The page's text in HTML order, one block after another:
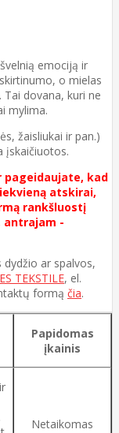
emociją ir
o mielas
Tai dovana, kuri ne
mylima.
žaisliukai ir pan.)
įskaičiuotos.
pageidaujate, kad
atskirai,
rankšluostį
antrajam -
dydžio ar spalvos,
TEKSTILE, el.
formą čia.
Papidomas
įkainis
Netaikomas